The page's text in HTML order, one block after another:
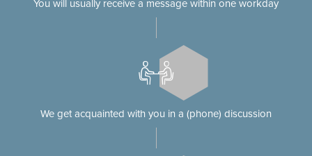
You will usually receive a message within one workday
We get acquainted with you in a (phone) discussion